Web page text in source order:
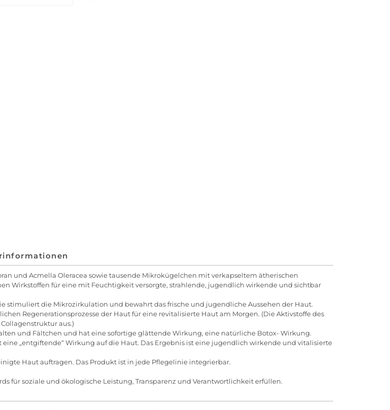
und Acmella Oleracea sowie tausende Mikrokügelchen mit verkapseltem ätherischen
Wirkstoffen für eine mit Feuchtigkeit versorgte, strahlende, jugendlich wirkende und sichtbar
die Mikrozirkulation und bewahrt das frische und jugendliche Aussehen der Haut.
Regenerationsprozesse der Haut für eine revitalisierte Haut am Morgen. (Die Aktivstoffe des
aus.)
und Fältchen und hat eine sofortige glättende Wirkung, eine natürliche Botox- Wirkung.
„entgiftende“ Wirkung auf die Haut. Das Ergebnis ist eine jugendlich wirkende und vitalisierte
Haut auftragen. Das Produkt ist in jede Pflegelinie integrierbar.
für soziale und ökologische Leistung, Transparenz und Verantwortlichkeit erfüllen.